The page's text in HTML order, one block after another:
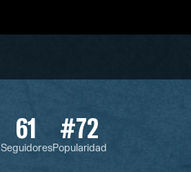
61
Seguidores
#72
Popularidad